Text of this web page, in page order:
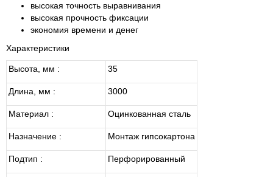
высокая точность выравнивания
высокая прочность фиксации
экономия времени и денег
Характеристики
Высота, мм : 35
Длина, мм : 3000
Материал : Оцинкованная сталь
Назначение : Монтаж гипсокартона
Подтип : Перфорированный